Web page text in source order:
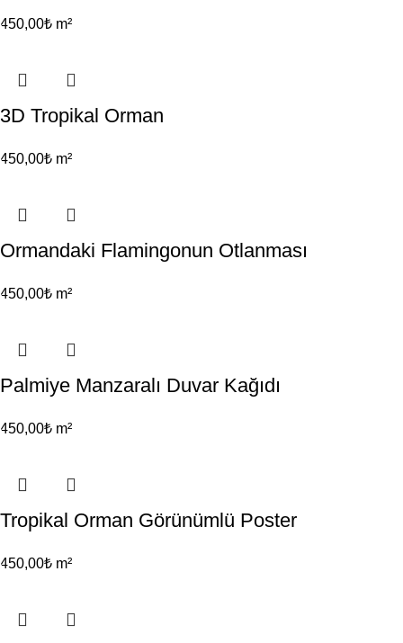
450,00₺ m²
3D Tropikal Orman
450,00₺ m²
Ormandaki Flamingonun Otlanması
450,00₺ m²
Palmiye Manzaralı Duvar Kağıdı
450,00₺ m²
Tropikal Orman Görünümlü Poster
450,00₺ m²